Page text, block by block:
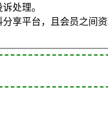
处理。
享平台，且会员之间